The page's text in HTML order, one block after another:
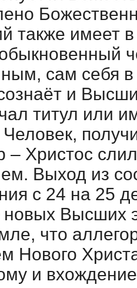
также имеет
сам себя в
и
титул или
Человек,
Христос
Выход из
с 24 на 25
Высших
что
Нового
и